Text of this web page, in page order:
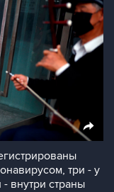
три - у
внутри страны